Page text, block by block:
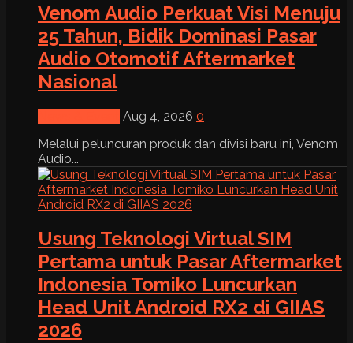
Venom Audio Perkuat Visi Menuju
25 Tahun, Bidik Dominasi Pasar
Audio Otomotif Aftermarket
Nasional
Aug 4, 2026 0
Melalui peluncuran produk dan divisi baru ini, Venom
Audio...
Usung Teknologi Virtual SIM
Pertama untuk Pasar Aftermarket
Indonesia Tomiko Luncurkan
Head Unit Android RX2 di GIIAS
2026